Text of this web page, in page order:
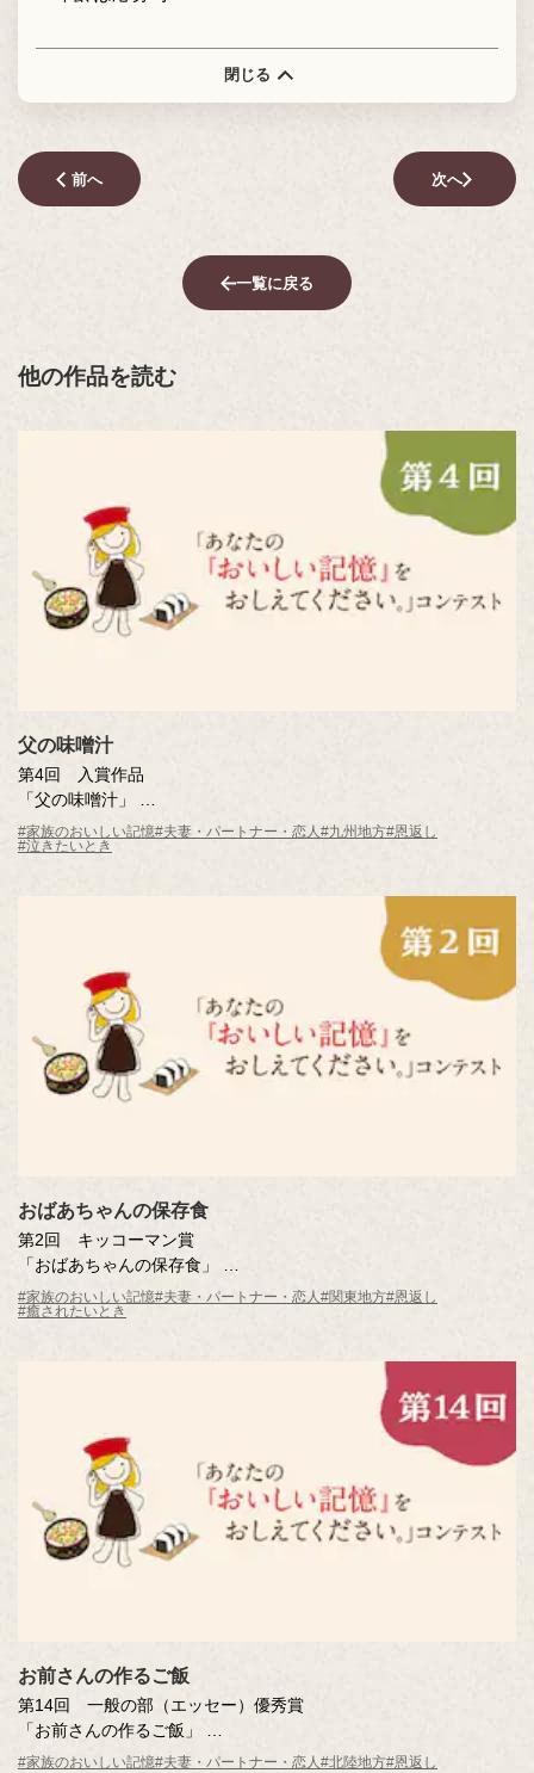
閉じる
前へ 次へ
一覧に戻る
他の作品を読む
父の味噌汁
第4回 入賞作品
「父の味噌汁」
米澤 泰子さん（福岡県・57歳）
※年齢は応募時
#家族のおいしい記憶#夫妻・パートナー・恋人#九州地方#恩返し
#泣きたいとき
おばあちゃんの保存食
第2回 キッコーマン賞
「おばあちゃんの保存食」
中立 あきさん（東京都）
※年齢は応募時
#家族のおいしい記憶#夫妻・パートナー・恋人#関東地方#恩返し
#癒されたいとき
お前さんの作るご飯
第14回 一般の部（エッセー）優秀賞
「お前さんの作るご飯」
渡邉 澄子さん（新潟県・68歳）
#家族のおいしい記憶#夫妻・パートナー・恋人#北陸地方#恩返し